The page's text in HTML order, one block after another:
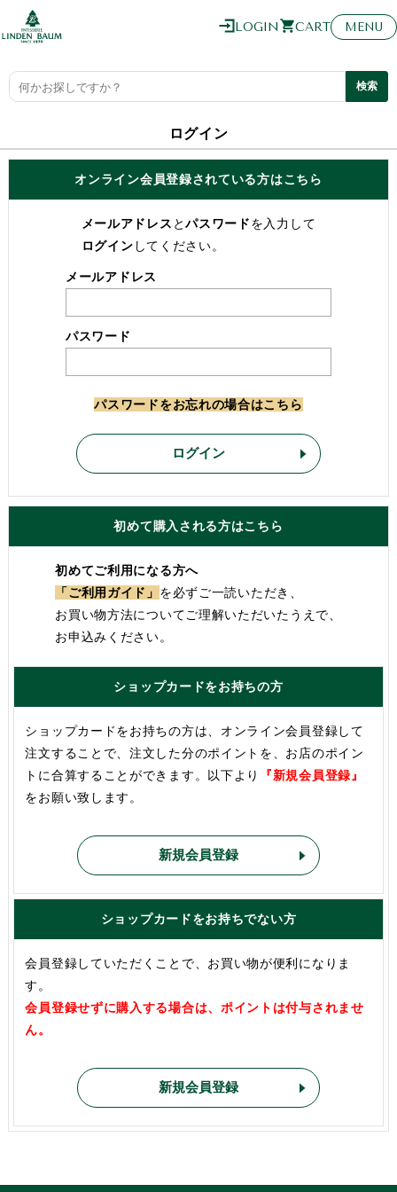
LOGIN CART MENU
ログイン
オンライン会員登録されている方はこちら
メールアドレス とパスワードを入力して
ログイン してください。
メールアドレス
パスワード
パスワードをお忘れの場合はこちら
ログイン
初めて購入される方はこちら
初めてご利用になる方へ
「ご利用ガイド」 を必ずご一読いただき、
お買い物方法についてご理解いただいたうえで、
お申込みください。
ショップカードをお持ちの方
ショップカードをお持ちの方は、オンライン会員登録して
注文することで、注文した分のポイントを、お店のポイン
トに合算することができます。以下より
『新規会員登録』
をお願い致します。
新規会員登録
ショップカードをお持ちでない方
会員登録していただくことで、お買い物が便利になりま
す。
会員登録せずに購入する場合は、ポイントは付与されませ
ん。
新規会員登録